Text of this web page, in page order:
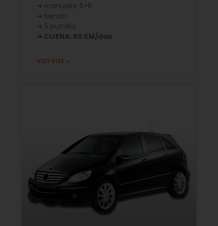
➔ manuelni; 5+R
➔ benzin
➔ 5 putnika
➔ CIJENA: 50 KM/dan
VIDI VIŠE »